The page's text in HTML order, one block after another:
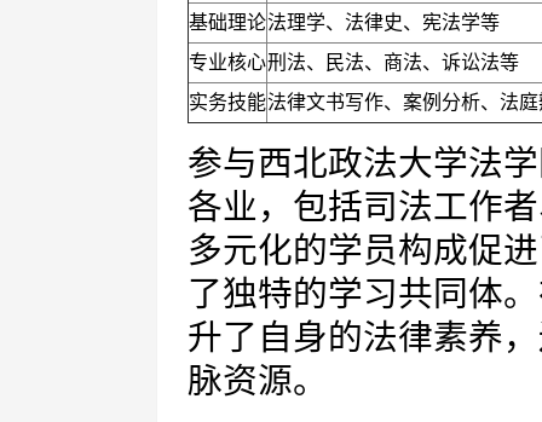
基础理论法理学、法律史、宪法学等
专业核心刑法、民法、商法、诉讼法等
实务技能法律文书写作、案例分析、法
参与西北政法大学法
各业，包括司法工作
多元化的学员构成促
了独特的学习共同体
升了自身的法律素养
脉资源。